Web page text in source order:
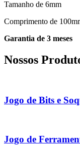
Tamanho de 6mm
Comprimento de
Garantia de 3 meses
Nossos
Jogo de Bits e
Jogo de